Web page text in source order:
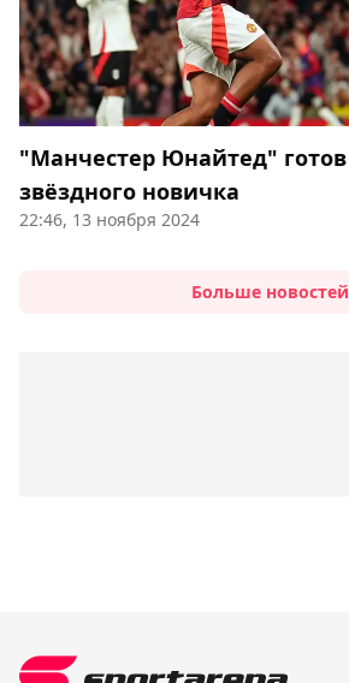
"Манчестер Юнайтед" готов
звёздного новичка
22:46, 13 ноября 2024
Больше новостей